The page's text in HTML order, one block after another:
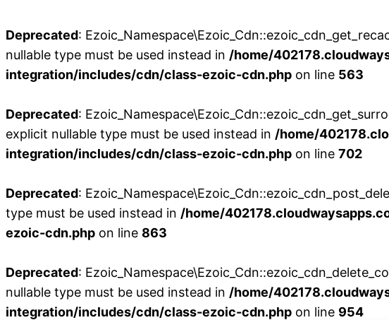
Deprecated:
nullable type must be used instead in /home/
integration/includes/cdn/class-ezoic-cdn.php on line 563
Deprecated:
explicit nullable type must be used instead in /home/
integration/includes/cdn/class-ezoic-cdn.php on line 702
Deprecated:
type must be used instead in /home/
ezoic-cdn.php on line 863
Deprecated:
nullable type must be used instead in /home/
integration/includes/cdn/class-ezoic-cdn.php on line 954